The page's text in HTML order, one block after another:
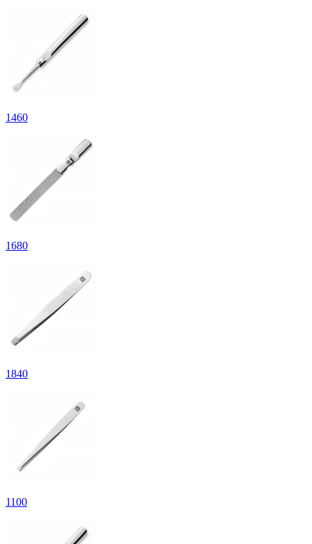
1460
1680
1840
1100